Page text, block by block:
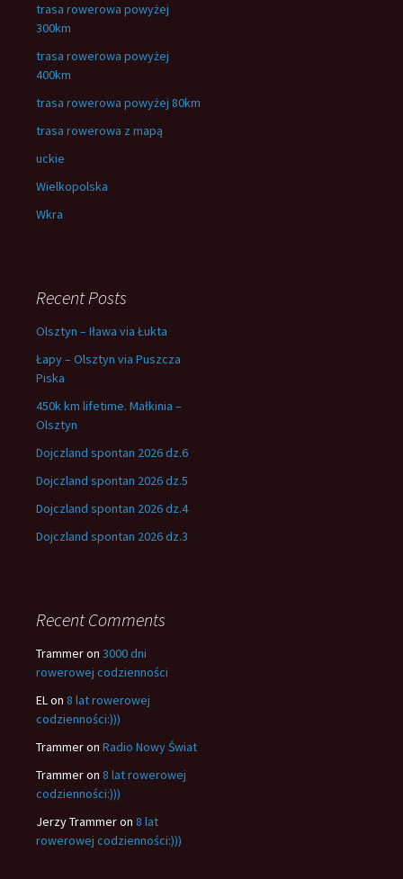
trasa rowerowa powyżej
300km
trasa rowerowa powyżej
400km
trasa rowerowa powyżej 80km
trasa rowerowa z mapą
uckie
Wielkopolska
Wkra
Recent Posts
Olsztyn – Iława via Łukta
Łapy – Olsztyn via Puszcza
Piska
450k km lifetime. Małkinia –
Olsztyn
Dojczland spontan 2026 dz.6
Dojczland spontan 2026 dz.5
Dojczland spontan 2026 dz.4
Dojczland spontan 2026 dz.3
Recent Comments
Trammeron 3000 dni
rowerowej codzienności
ELon 8 lat rowerowej
codzienności:)))
Trammeron Radio Nowy Świat
Trammeron 8 lat rowerowej
codzienności:)))
Jerzy Trammeron 8 lat
rowerowej codzienności:)))